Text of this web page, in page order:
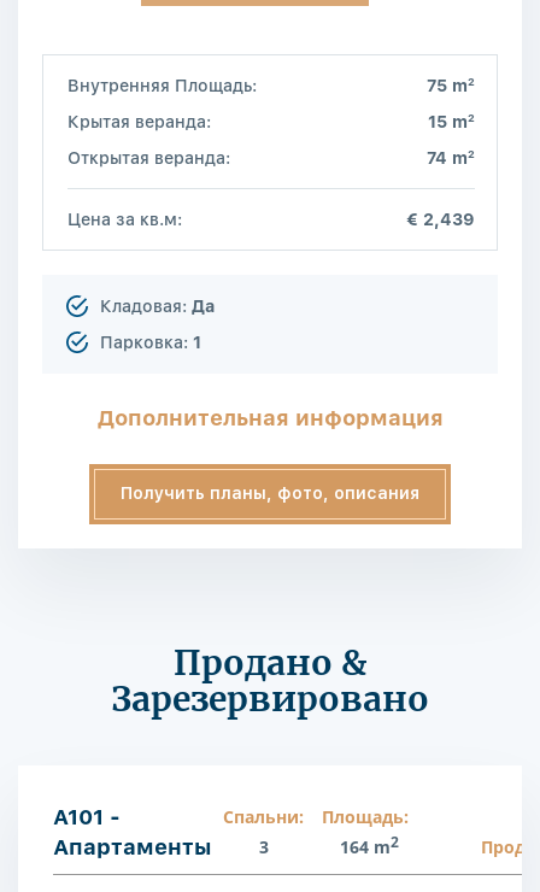
Внутренняя Площадь: 75 m2
Крытая веранда: 15 m2
Открытая веранда: 74 m2
Цена за кв.м: € 2,439
Кладовая: Да
Парковка: 1
Дополнительная информация
Получить планы, фото, описания
Продано &
Зарезервировано
A101 -
Апартаменты
Спальни:
3
Площадь:
164 m2